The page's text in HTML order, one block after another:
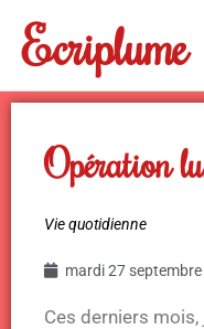
contenu
Ecriplume
Opération
Vie quotidienne
mardi 27
Ces derniers mois,